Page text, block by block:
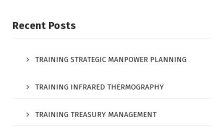
Recent Posts
TRAINING STRATEGIC MANPOWER PLANNING
TRAINING INFRARED THERMOGRAPHY
TRAINING TREASURY MANAGEMENT